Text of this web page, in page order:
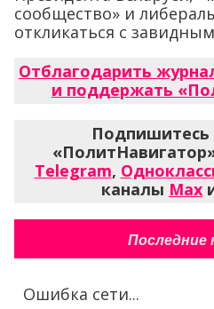
сообщество» и
откликаться с
Отблагодарить
и поддержать
Подпишитесь
Telegram,
каналы Max
Последние
Ошибка сети...